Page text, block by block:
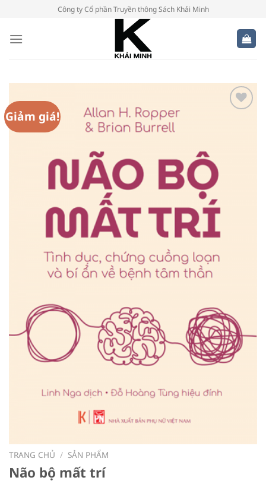
nội
Công ty Cổ phần Truyền thông Sách Khải Minh
Giảm giá!
TRANG CHỦ / SẢN PHẨM
Não bộ mất trí